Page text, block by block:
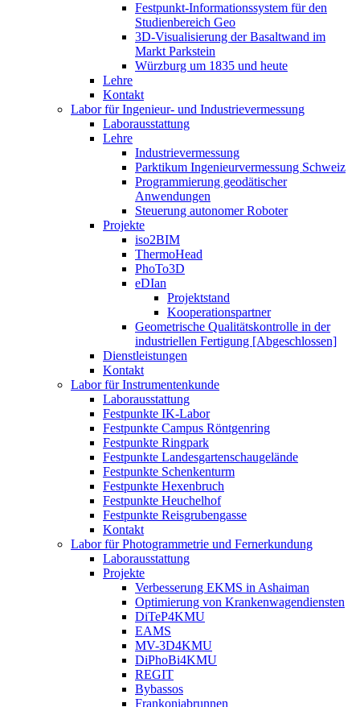
Festpunkt-Informationssystem für den
Studienbereich Geo
3D-Visualisierung der Basaltwand im
Markt Parkstein
Würzburg um 1835 und heute
Lehre
Kontakt
Labor für Ingenieur- und Industrievermessung
Laborausstattung
Lehre
Industrievermessung
Parktikum Ingenieurvermessung Schweiz
Programmierung geodätischer
Anwendungen
Steuerung autonomer Roboter
Projekte
iso2BIM
ThermoHead
PhoTo3D
eDIan
Projektstand
Kooperationspartner
Geometrische Qualitätskontrolle in der
industriellen Fertigung [Abgeschlossen]
Dienstleistungen
Kontakt
Labor für Instrumentenkunde
Laborausstattung
Festpunkte IK-Labor
Festpunkte Campus Röntgenring
Festpunkte Ringpark
Festpunkte Landesgartenschaugelände
Festpunkte Schenkenturm
Festpunkte Hexenbruch
Festpunkte Heuchelhof
Festpunkte Reisgrubengasse
Kontakt
Labor für Photogrammetrie und Fernerkundung
Laborausstattung
Projekte
Verbesserung EKMS in Ashaiman
Optimierung von Krankenwagendiensten
DiTeP4KMU
EAMS
MV-3D4KMU
DiPhoBi4KMU
REGIT
Bybassos
Frankoniabrunnen